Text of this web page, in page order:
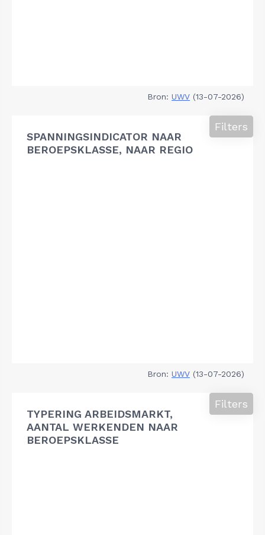
Bron: UWV (13-07-2026)
SPANNINGSINDICATOR NAAR
BEROEPSKLASSE, NAAR REGIO
Filters
Bron: UWV (13-07-2026)
TYPERING ARBEIDSMARKT,
AANTAL WERKENDEN NAAR
BEROEPSKLASSE
Filters